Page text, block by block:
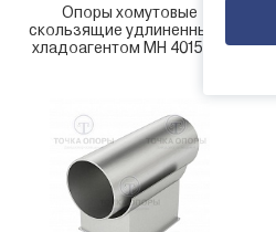
Опоры хомутовые
скользящие удлиненные с
хладоагентом МН 4015-62